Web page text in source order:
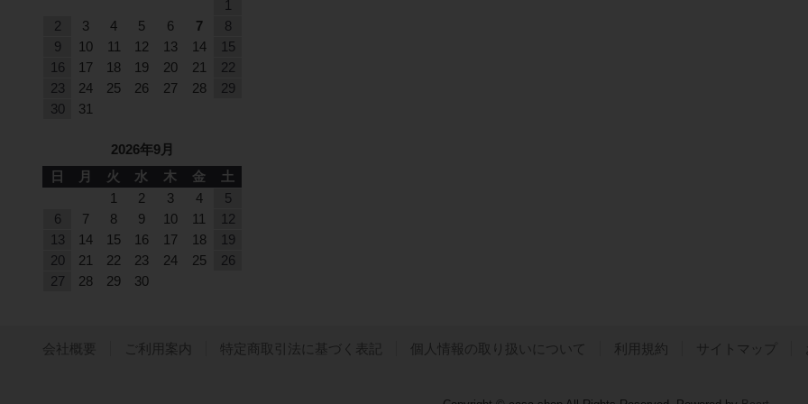
1
2
3 4 5 6 7
8
9
10 11 12 13 14
15
16
17 18 19 20 21
22
23
24 25 26 27 28
29
30
31
2026年9月
日
月 火 水 木 金
土
1
2 3 4
5
6
7 8 9 10 11
12
13
14 15 16 17 18
19
20
21 22 23 24 25
26
27
28 29 30
会社概要 ご利用案内 特定商取引法に基づく表記 個人情報の取り扱いについて 利用規約 サイトマップ